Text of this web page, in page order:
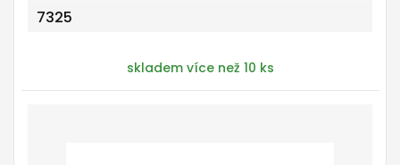
7325
skladem více než 10 ks